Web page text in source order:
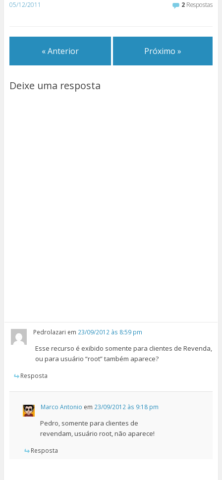
05/12/2011 2 Respostas
« Anterior Próximo »
Deixe uma resposta
Pedrolazari em 23/09/2012 às 8:59 pm
Esse recurso é exibido somente para clientes de Revenda,
ou para usuário “root” também aparece?
Resposta
Marco Antonio em 23/09/2012 às 9:18 pm
Pedro, somente para clientes de
revendam, usuário root, não aparece!
Resposta